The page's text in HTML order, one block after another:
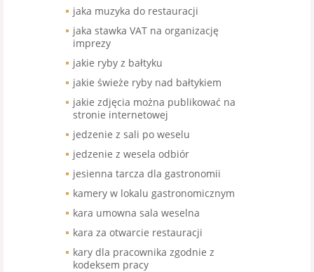
jaka muzyka do restauracji
jaka stawka VAT na organizację
imprezy
jakie ryby z bałtyku
jakie świeże ryby nad bałtykiem
jakie zdjęcia można publikować na
stronie internetowej
jedzenie z sali po weselu
jedzenie z wesela odbiór
jesienna tarcza dla gastronomii
kamery w lokalu gastronomicznym
kara umowna sala weselna
kara za otwarcie restauracji
kary dla pracownika zgodnie z
kodeksem pracy